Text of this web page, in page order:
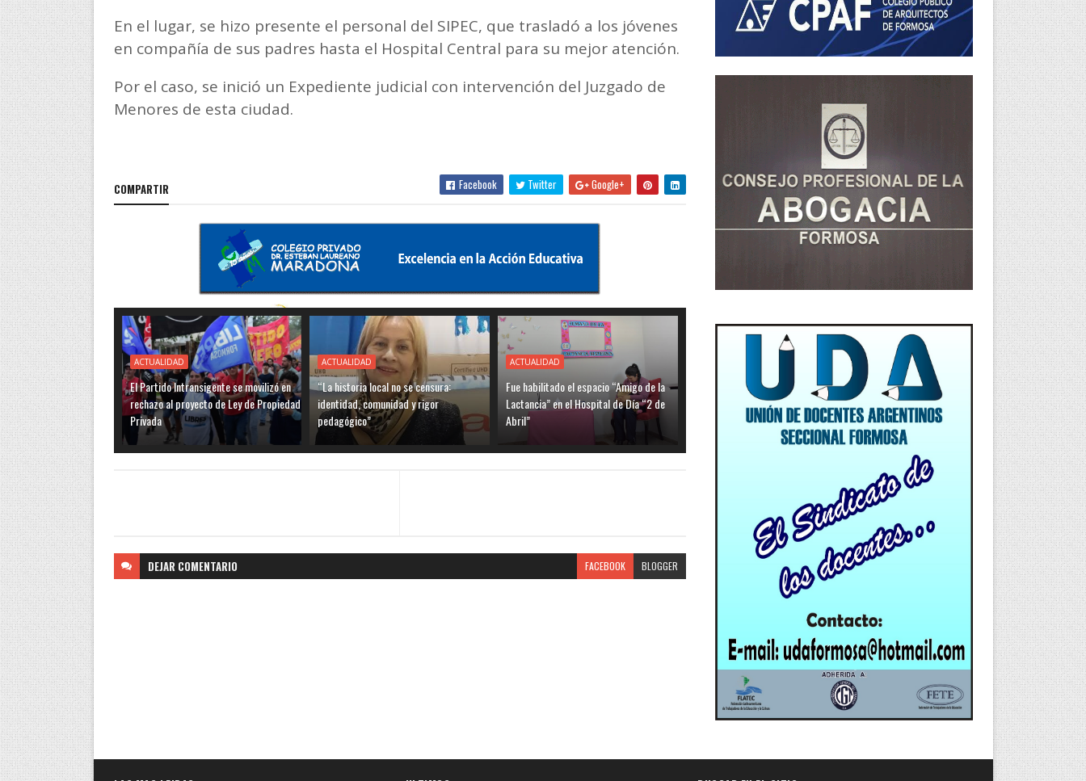
En el lugar, se hizo presente el personal del SIPEC, que trasladó a los jóvenes
en compañía de sus padres hasta el Hospital Central para su mejor atención.
Por el caso, se inició un Expediente judicial con intervención del Juzgado de
Menores de esta ciudad.
COMPARTIR Facebook Twitter Google+
ACTUALIDAD
El Partido Intransigente se movilizó en
rechazo al proyecto de Ley de Propiedad
Privada
ACTUALIDAD
“La historia local no se censura:
identidad, comunidad y rigor
pedagógico”
ACTUALIDAD
Fue habilitado el espacio “Amigo de la
Lactancia” en el Hospital de Día “2 de
Abril”
DEJAR COMENTARIO FACEBOOK BLOGGER